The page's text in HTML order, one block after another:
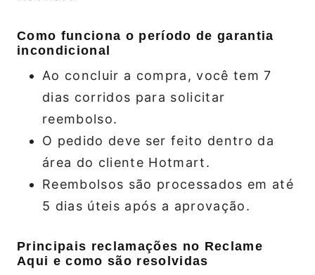
Como funciona o período de garantia
incondicional
Ao concluir a compra, você tem 7
dias corridos para solicitar
reembolso.
O pedido deve ser feito dentro da
área do cliente Hotmart.
Reembolsos são processados em até
5 dias úteis após a aprovação.
Principais reclamações no Reclame
Aqui e como são resolvidas